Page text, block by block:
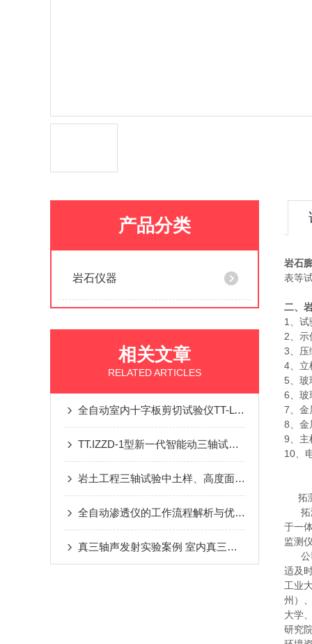
产品分类
岩石仪器
相关文章
RELATED ARTICLES
全自动室内十字板剪切试验仪TT-LVS-苏州拓测仪器设备有限公司
TT.IZZD-1型新一代智能动三轴试验仪厂家
岩土工程三轴试验中土样、高度面积修正等情况的探讨
全自动渗透仪的工作流程解析与优势分析
真三轴声发射实验案例 室内真三轴水压致裂模拟实验中的岩石特性
岩石
表等
二、
1、试
2、示
3、压
4、立
5、玻
6、玻
7、金
8、金
9、主
10、
拓测
拓测
于一
监测
公司
适及
工业
州）
大学
研究